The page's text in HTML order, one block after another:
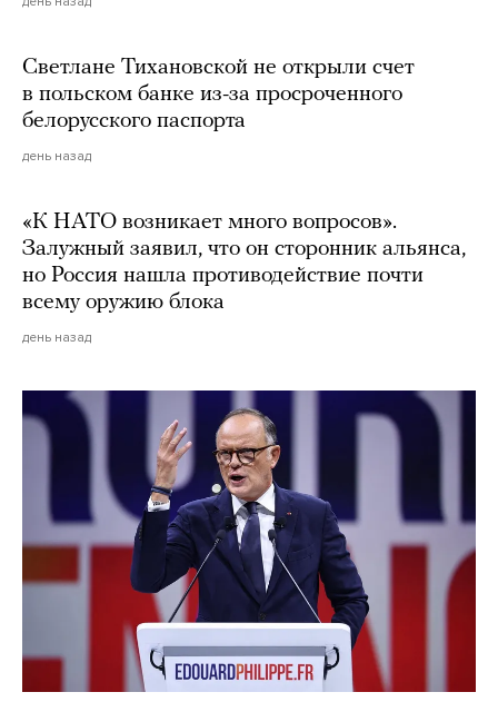
Светлане Тихановской не открыли счет
в польском банке из-за просроченного
белорусского паспорта
день назад
«К НАТО возникает много вопросов».
Залужный заявил, что он сторонник альянса,
но Россия нашла противодействие почти
всему оружию блока
день назад